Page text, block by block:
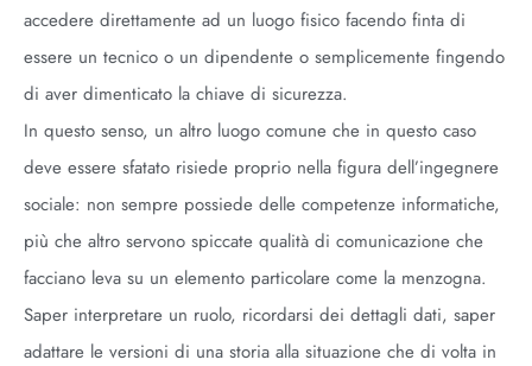
accedere direttamente ad un luogo fisico facendo finta di
essere un tecnico o un dipendente o semplicemente fingendo
di aver dimenticato la chiave di sicurezza.
In questo senso, un altro luogo comune che in questo caso
deve essere sfatato risiede proprio nella figura dell’ingegnere
sociale: non sempre possiede delle competenze informatiche,
più che altro servono spiccate qualità di comunicazione che
facciano leva su un elemento particolare come la menzogna.
Saper interpretare un ruolo, ricordarsi dei dettagli dati, saper
adattare le versioni di una storia alla situazione che di volta in